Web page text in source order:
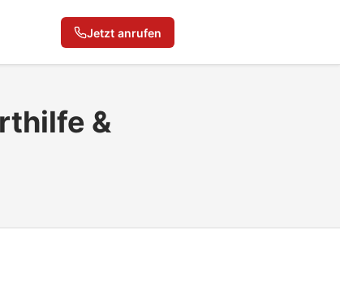
Jetzt anrufen
&